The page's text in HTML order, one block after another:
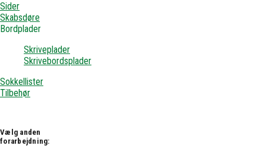
Sider
Skabsdøre
Bordplader
Skriveplader
Skrivebordsplader
Sokkellister
Tilbehør
Vælg anden
forarbejdning: